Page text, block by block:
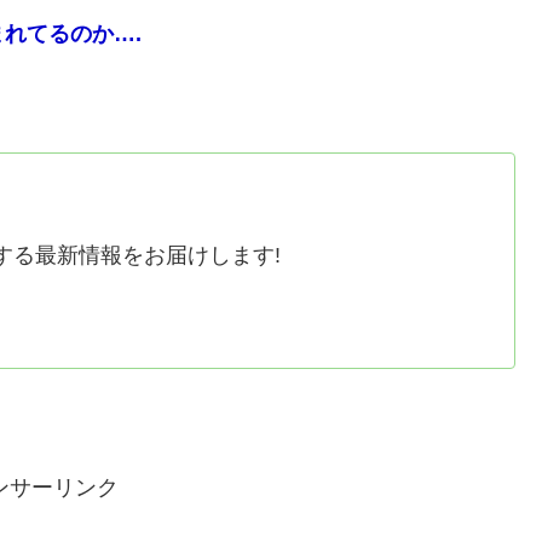
れてるのか….
る最新情報をお届けします!
サーリンク